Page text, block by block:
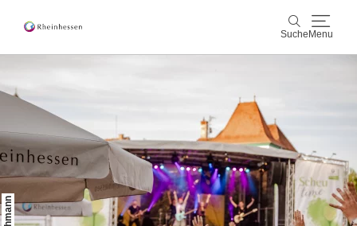
Suche Menu
Aktiv & Natur
Kultur & Städte
Veranstaltungen